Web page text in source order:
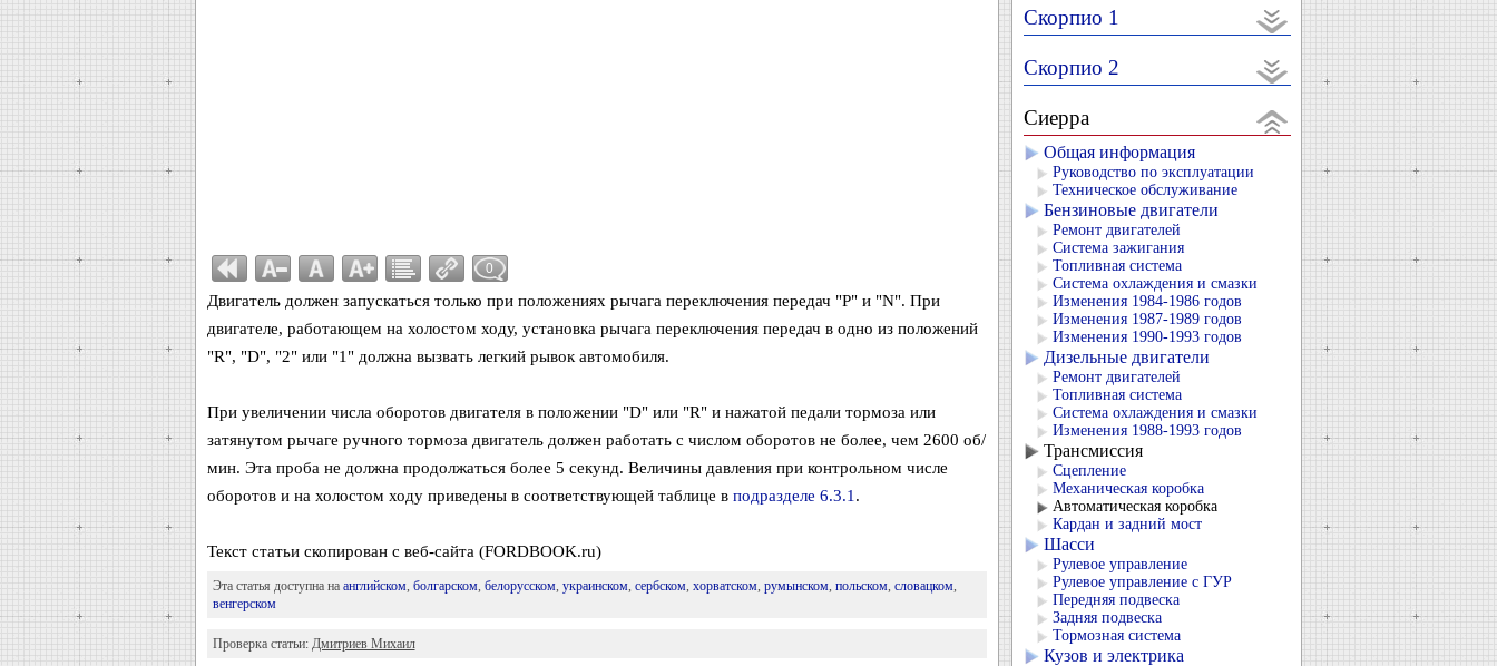
0
Двигатель должен запускаться только при положениях рычага переключения передач "Р" и "N". При
двигателе, работающем на холостом ходу, установка рычага переключения передач в одно из положений
"R", "D", "2" или "1" должна вызвать легкий рывок автомобиля.
При увеличении числа оборотов двигателя в положении "D" или "R" и нажатой педали тормоза или
затянутом рычаге ручного тормоза двигатель должен работать с числом оборотов не более, чем 2600 об/
мин. Эта проба не должна продолжаться более 5 секунд. Величины давления при контрольном числе
оборотов и на холостом ходу приведены в соответствующей таблице в подразделе 6.3.1 .
Текст статьи скопирован с веб-сайта (FORDBOOK.ru)
Эта статья доступна на английском, болгарском, белорусском, украинском, сербском, хорватском, румынском, польском, словацком,
венгерском
Проверка статьи: Дмитриев Михаил
Скорпио 1
Скорпио 2
Сиерра
Общая информация
Руководство по эксплуатации
Техническое обслуживание
Бензиновые двигатели
Ремонт двигателей
Система зажигания
Топливная система
Система охлаждения и смазки
Изменения 1984-1986 годов
Изменения 1987-1989 годов
Изменения 1990-1993 годов
Дизельные двигатели
Ремонт двигателей
Топливная система
Система охлаждения и смазки
Изменения 1988-1993 годов
Трансмиссия
Сцепление
Механическая коробка
Автоматическая коробка
Кардан и задний мост
Шасси
Рулевое управление
Рулевое управление с ГУР
Передняя подвеска
Задняя подвеска
Тормозная система
Кузов и электрика